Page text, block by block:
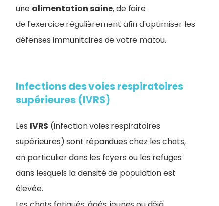
une alimentation saine, de faire
de l'exercice régulièrement afin d'optimiser les
défenses immunitaires de votre matou.
Infections des voies respiratoires
supérieures (IVRS)
Les IVRS (infection voies respiratoires
supérieures) sont répandues chez les chats,
en particulier dans les foyers ou les refuges
dans lesquels la densité de population est
élevée.